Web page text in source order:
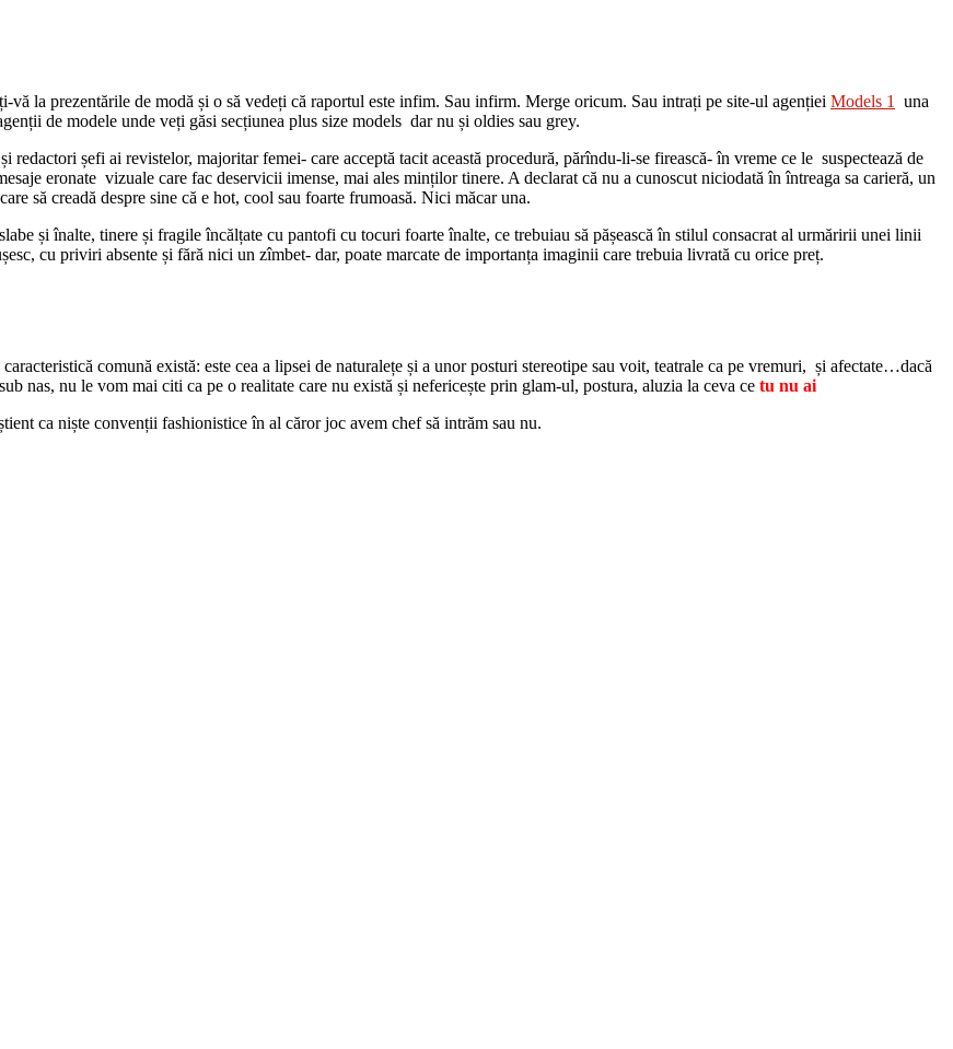
vă la prezentările de modă și o să vedeți că raportul este infim. Sau infirm. Merge oricum. Sau intrați pe site-ul agenției Models 1
una
de modele unde veți găsi secțiunea plus size models dar nu și oldies sau grey.
șefi ai revistelor, majoritar femei- care acceptă tacit această procedură, părîndu-li-se firească- în vreme ce le suspectează de
eronate vizuale care fac deservicii imense, mai ales minților tinere. A declarat că nu a cunoscut niciodată în întreaga sa carieră, un
să creadă despre sine că e hot, cool sau foarte frumoasă. Nici măcar una.
și înalte, tinere și fragile încălțate cu pantofi cu tocuri foarte înalte, ce trebuiau să pășească în stilul consacrat al urmăririi unei linii
cu priviri absente și fără nici un zîmbet- dar, poate marcate de importanța imaginii care trebuia livrată cu orice preț.
comună există: este cea a lipsei de naturalețe și a unor posturi stereotipe sau voit, teatrale ca pe vremuri, și afectate…dacă
nas, nu le vom mai citi ca pe o realitate care nu există și nefericește prin glam-ul, postura, aluzia la ceva ce tu nu ai
ca niște convenții fashionistice în al căror joc avem chef să intrăm sau nu.